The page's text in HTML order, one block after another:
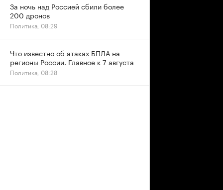
За ночь над Россией сбили более
200 дронов
Политика, 08:29
Что известно об атаках БПЛА на
регионы России. Главное к 7 августа
Политика, 08:28